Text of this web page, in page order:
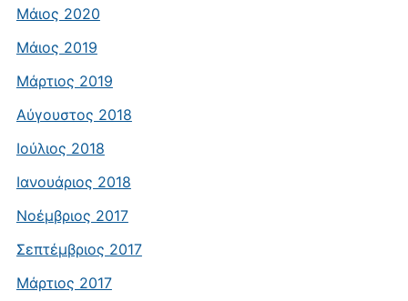
Μάιος 2020
Μάιος 2019
Μάρτιος 2019
Αύγουστος 2018
Ιούλιος 2018
Ιανουάριος 2018
Νοέμβριος 2017
Σεπτέμβριος 2017
Μάρτιος 2017